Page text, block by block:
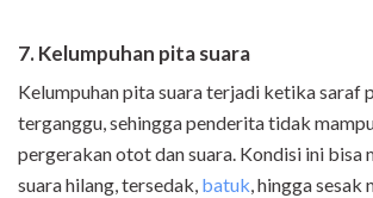
7. Kelumpuhan pita suara
Kelumpuhan pita suara terjadi ketika saraf
terganggu, sehingga penderita tidak
pergerakan otot dan suara. Kondisi ini bisa
suara hilang, tersedak, batuk, hingga sesak